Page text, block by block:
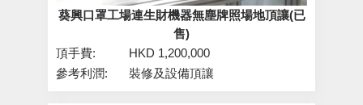
葵興口罩工場連生財機器無塵牌照場地頂讓(已
售)
頂手費:
HKD 1,200,000
參考利潤:
裝修及設備頂讓